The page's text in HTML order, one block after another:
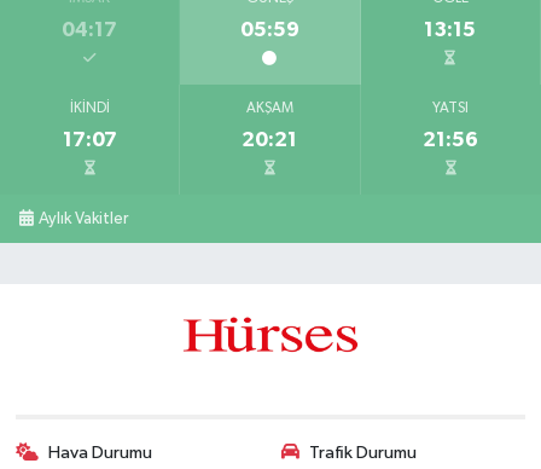
04:17 05:59 13:15
İKINDI
17:07
AKŞAM
20:21
YATSI
21:56
Aylık Vakitler
Hava Durumu Trafik Durumu